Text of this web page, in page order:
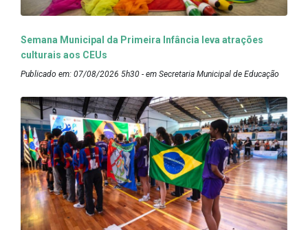
Semana Municipal da Primeira Infância leva atrações
culturais aos CEUs
Publicado em: 07/08/2026 5h30 - em Secretaria Municipal de Educação